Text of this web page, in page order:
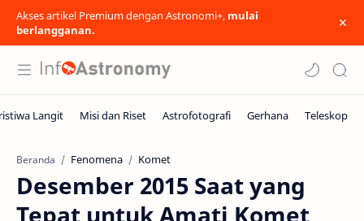
Akses artikel Premium dengan Astronomi+, mulai
berlangganan.
Beranda Fenomena Komet
Desember 2015 Saat yang
Tepat untuk Amati Komet